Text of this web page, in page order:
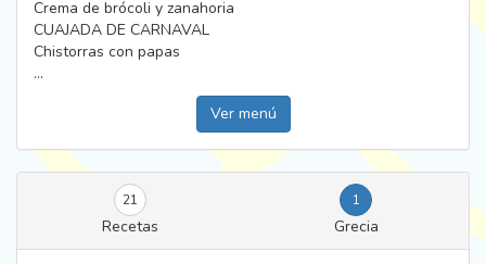
Crema de brócoli y zanahoria
CUAJADA DE CARNAVAL
Chistorras con papas
...
Ver menú
21 1
Recetas Grecia